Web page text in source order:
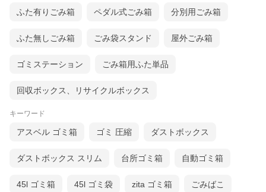
ふた有りごみ箱 ペダル式ごみ箱 分別用ごみ箱
ふた無しごみ箱 ごみ袋スタンド 屋外ごみ箱
ゴミステーション ごみ箱用ふた単品
回収ボックス、リサイクルボックス
キーワード
アスベル ゴミ箱 ゴミ 圧縮 ダストボックス
ダストボックス スリム 台所ゴミ箱 自動ゴミ箱
45l ゴミ箱 45l ゴミ袋 zita ゴミ箱 ごみばこ